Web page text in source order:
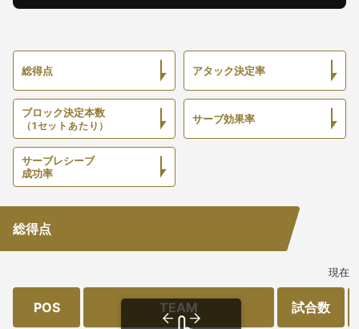
総得点 アタック決定率
ブロック決定本数
（1セットあたり）
サーブ効果率
サーブレシーブ
成功率
総得点
現在
POS TEAM 試合数